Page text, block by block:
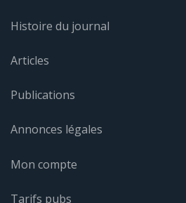
Histoire du journal
Articles
Publications
Annonces légales
Mon compte
Tarifs pubs